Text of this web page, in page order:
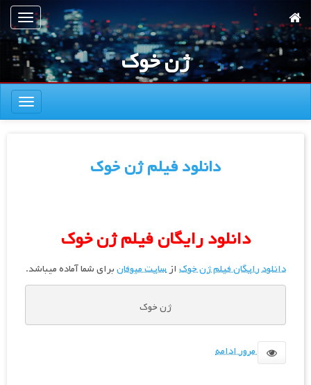
به
محتوای
اصلی
ناوبری
ژن خوک
ناوبری
دانلود فیلم ژن خوک
دانلود رایگان فیلم ژن خوک
دانلود رایگان فیلم ژن خوک ازسایت میوفانبرای شما آماده میباشد.
ژن خوک
مرور ادامه